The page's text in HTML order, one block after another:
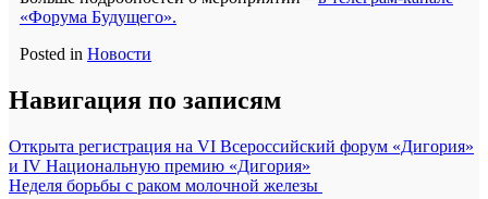
«Форума Будущего».
Posted in Новости
Навигация по записям
Открыта регистрация на VI Всероссийский форум «Дигория»
и IV Национальную премию «Дигория»
Неделя борьбы с раком молочной железы